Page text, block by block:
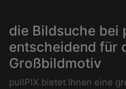
die Bildsuche bei
entscheidend für
Großbildmotiv
pullPIX bietet Ihnen eine